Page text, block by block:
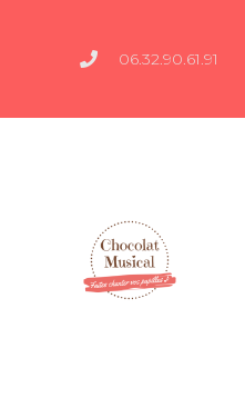
06.32.90.61.91